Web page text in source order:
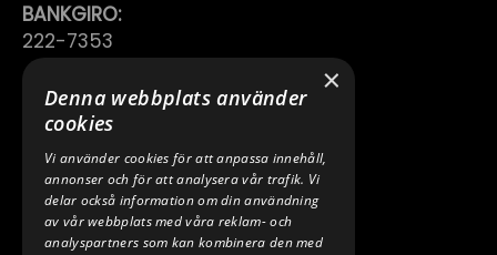
BANKGIRO:
222-7353
TELEFON:
0640 200 50
E-POST:
INFO@SPEEDSHOPEN.SE
ÅNGRA MITT KÖP
×
Denna webbplats använder
cookies
Vi använder cookies för att anpassa innehåll,
annonser och för att analysera vår trafik. Vi
delar också information om din användning
av vår webbplats med våra reklam- och
analyspartners som kan kombinera den med